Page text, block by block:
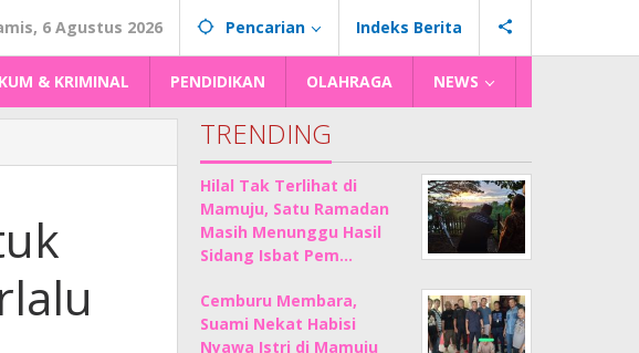
6 Agustus 2026 Pencarian Indeks Berita
& KRIMINAL PENDIDIKAN OLAHRAGA NEWS
TRENDING
Hilal Tak Terlihat di
Mamuju, Satu Ramadan
Masih Menunggu Hasil
Sidang Isbat Pem…
Cemburu Membara,
Suami Nekat Habisi
Nyawa Istri di Mamuju